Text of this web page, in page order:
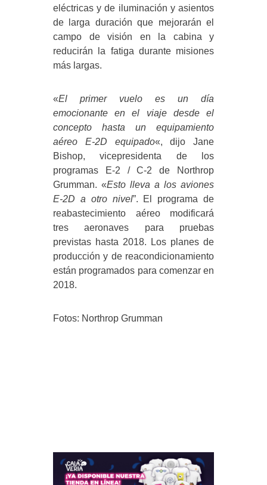
eléctricas y de iluminación y asientos
de larga duración que mejorarán el
campo de visión en la cabina y
reducirán la fatiga durante misiones
más largas.
«El primer vuelo es un día
emocionante en el viaje desde el
concepto hasta un equipamiento
aéreo E-2D equipado«, dijo Jane
Bishop, vicepresidenta de los
programas E-2 / C-2 de Northrop
Grumman. «Esto lleva a los aviones
E-2D a otro nivel”. El programa de
reabastecimiento aéreo modificará
tres aeronaves para pruebas
previstas hasta 2018. Los planes de
producción y de reacondicionamiento
están programados para comenzar en
2018.
Fotos: Northrop Grumman